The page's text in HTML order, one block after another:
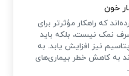
خون
که راهکار مؤثرتر برای
نمک نیست، بلکه باید
نیز افزایش یابد. به
به کاهش خطر بیماری‌های